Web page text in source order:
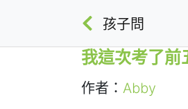
孩子問
我這次考了前
作者： Abby